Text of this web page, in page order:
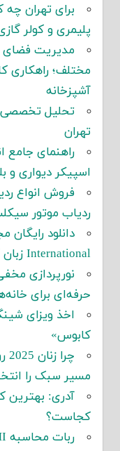
برای تهران
پلیمری و کولر
مدیریت فضای
مختلف؛ راهکاری
آشپزخانه
تحلیل تخصصی
تهران
راهنمای
اسپیکر دیواری و
فروش انواع
ردیاب موتور
International زبان آلمانی
حرفه‌ای برای
اخذ ویزای
کابوس»
مسیر سبک را
آدری: بهترین
کجاست؟